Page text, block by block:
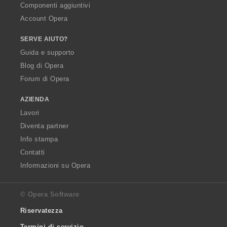
Componenti aggiuntivi
Account Opera
SERVE AIUTO?
Guida e supporto
Blog di Opera
Forum di Opera
AZIENDA
Lavori
Diventa partner
Info stampa
Contatti
Informazioni su Opera
© Opera Software
Riservatezza